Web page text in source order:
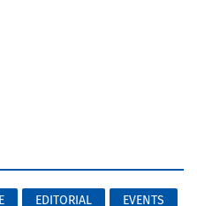
EDITORIAL
EVENTS